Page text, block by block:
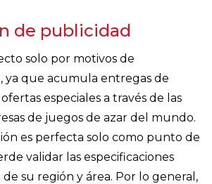
de publicidad
solo por motivos de
que acumula entregas de
especiales a través de las
de juegos de azar del mundo.
es perfecta solo como punto de
validar las especificaciones
su región y área. Por lo general,